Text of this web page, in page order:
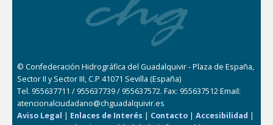
© Confederación Hidrográfica del Guadalquivir - Plaza de España,
Sector II y Sector III, C.P 41071 Sevilla (España)
Tel. 955637711 / 955637739 / 955637572. Fax: 955637512 Email:
atencionalciudadano@chguadalquivir.es
Aviso Legal | Enlaces de Interés | Contacto |Accesibilidad |